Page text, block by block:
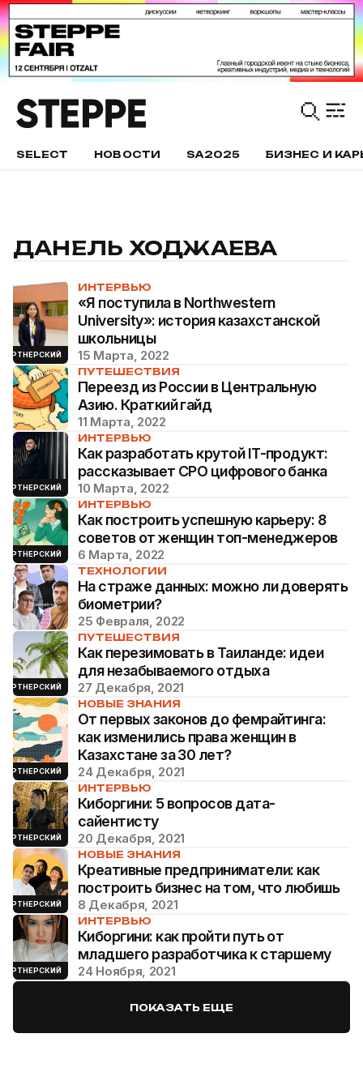
SELECT НОВОСТИ SA2025 БИЗНЕС И
ДАНЕЛЬ ХОДЖАЕВА
ПАРТНЕРСКИЙ
ИНТЕРВЬЮ
«Я поступила в Northwestern
University»: история казахстанской
школьницы
15 Марта, 2022
ПУТЕШЕСТВИЯ
Переезд из России в Центральную
Азию. Краткий гайд
11 Марта, 2022
ПАРТНЕРСКИЙ
ИНТЕРВЬЮ
Как разработать крутой IT-продукт:
рассказывает CPO цифрового банка
10 Марта, 2022
ПАРТНЕРСКИЙ
ИНТЕРВЬЮ
Как построить успешную карьеру: 8
советов от женщин топ-менеджеров
6 Марта, 2022
ТЕХНОЛОГИИ
На страже данных: можно ли доверять
биометрии?
25 Февраля, 2022
ПАРТНЕРСКИЙ
ПУТЕШЕСТВИЯ
Как перезимовать в Таиланде: идеи
для незабываемого отдыха
27 Декабря, 2021
ПАРТНЕРСКИЙ
НОВЫЕ ЗНАНИЯ
От первых законов до фемрайтинга:
как изменились права женщин в
Казахстане за 30 лет?
24 Декабря, 2021
ПАРТНЕРСКИЙ
ИНТЕРВЬЮ
Киборгини: 5 вопросов дата-
сайентисту
20 Декабря, 2021
ПАРТНЕРСКИЙ
НОВЫЕ ЗНАНИЯ
Креативные предприниматели: как
построить бизнес на том, что любишь
8 Декабря, 2021
ПАРТНЕРСКИЙ
ИНТЕРВЬЮ
Киборгини: как пройти путь от
младшего разработчика к старшему
24 Ноября, 2021
ПОКАЗАТЬ ЕЩЕ